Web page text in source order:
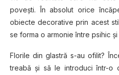
poveşti. În absolut orice
obiecte decorative prin acest
se forma o armonie între psihic
Florile din glastră s-au ofilit?
treabă şi să le introduci într-o